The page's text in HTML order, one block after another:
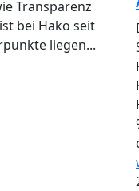
Transparenz
bei Hako seit
liegen...